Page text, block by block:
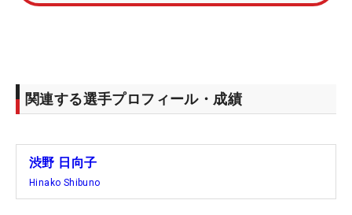
関連する選手プロフィール・成績
渋野 日向子
Hinako Shibuno